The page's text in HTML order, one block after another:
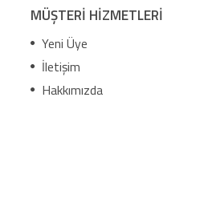
MÜŞTERİ HİZMETLERİ
Yeni Üye
İletişim
Hakkımızda